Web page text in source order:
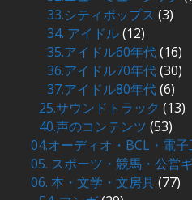
33.シティポップス (3)
34. アイドル(12)
35.アイドル60年代(16)
36.アイドル70年代(30)
37.アイドル80年代(6)
25.サウンドトラック (13)
40.声のコンテンツ (53)
04.オーディオ・BCL・電子
05. スポーツ・競馬・公営
06. 本・文学・文房具(77)